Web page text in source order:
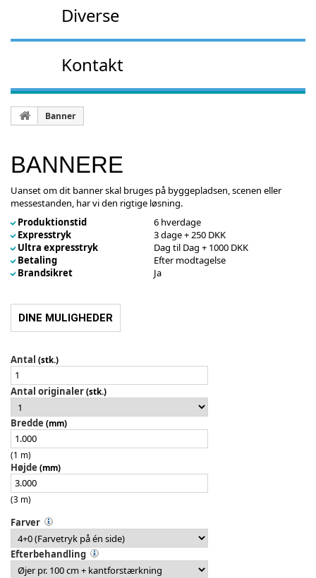
Diverse
Kontakt
Banner
BANNERE
Uanset om dit banner skal bruges på byggepladsen, scenen eller
messestanden, har vi den rigtige løsning.
Produktionstid
6 hverdage
Expresstryk
3 dage + 250 DKK
Ultra expresstryk
Dag til Dag + 1000 DKK
Betaling
Efter modtagelse
Brandsikret
Ja
DINE MULIGHEDER
Antal (stk.)
Antal originaler(stk.)
Bredde (mm)
(1 m)
Højde (mm)
(3 m)
Farver
Efterbehandling